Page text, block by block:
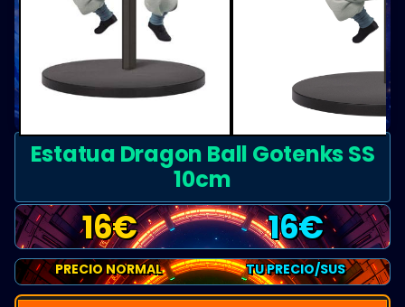
Estatua Dragon Ball Gotenks SS
10cm
16€ 16€
PRECIO NORMAL TU PRECIO/SUS